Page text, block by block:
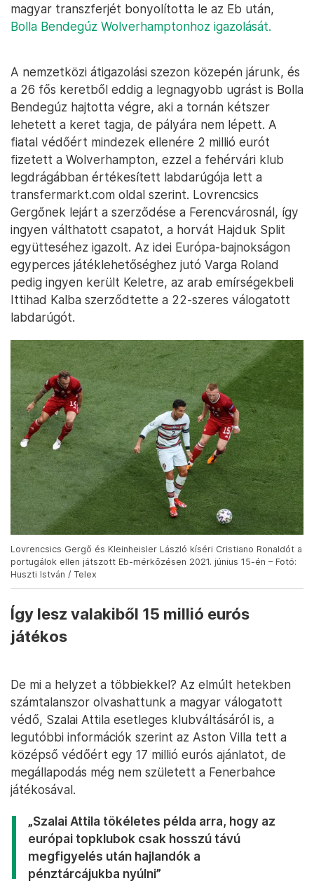
magyar transzferjét bonyolította le az Eb után,
Bolla Bendegúz Wolverhamptonhoz igazolását.
A nemzetközi átigazolási szezon közepén járunk, és
a 26 fős keretből eddig a legnagyobb ugrást is Bolla
Bendegúz hajtotta végre, aki a tornán kétszer
lehetett a keret tagja, de pályára nem lépett. A
fiatal védőért mindezek ellenére 2 millió eurót
fizetett a Wolverhampton, ezzel a fehérvári klub
legdrágábban értékesített labdarúgója lett a
transfermarkt.com oldal szerint. Lovrencsics
Gergőnek lejárt a szerződése a Ferencvárosnál, így
ingyen válthatott csapatot, a horvát Hajduk Split
együtteséhez igazolt. Az idei Európa-bajnokságon
egyperces játéklehetőséghez jutó Varga Roland
pedig ingyen került Keletre, az arab emírségekbeli
Ittihad Kalba szerződtette a 22-szeres válogatott
labdarúgót.
Lovrencsics Gergő és Kleinheisler László kíséri Cristiano Ronaldót a
portugálok ellen játszott Eb-mérkőzésen 2021. június 15-én – Fotó:
Huszti István / Telex
Így lesz valakiből 15 millió eurós
játékos
De mi a helyzet a többiekkel? Az elmúlt hetekben
számtalanszor olvashattunk a magyar válogatott
védő, Szalai Attila esetleges klubváltásáról is, a
legutóbbi információk szerint az Aston Villa tett a
középső védőért egy 17 millió eurós ajánlatot, de
megállapodás még nem született a Fenerbahce
játékosával.
„Szalai Attila tökéletes példa arra, hogy az
európai topklubok csak hosszú távú
megfigyelés után hajlandók a
pénztárcájukba nyúlni”